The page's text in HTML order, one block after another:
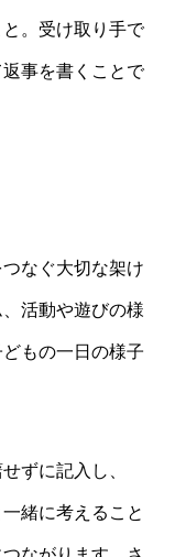
。受け取り手で
事を書くことで
なぐ大切な架け
活動や遊びの様
もの一日の様子
ずに記入し、
緒に考えること